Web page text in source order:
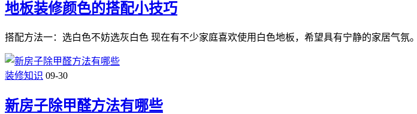
地板装修颜色的搭配小技巧
搭配方法一：选白色不妨选灰白色 现在有不少家庭喜欢使用白色地板，希望具有宁静的家居气
装修知识 09-30
新房子除甲醛方法有哪些